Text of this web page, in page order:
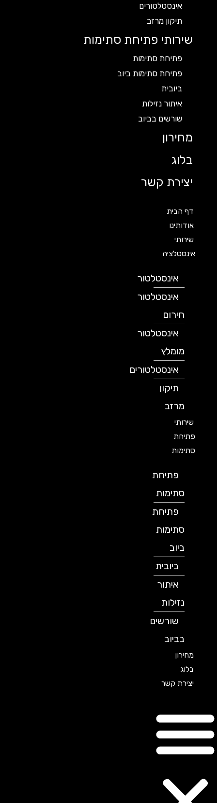
אינסטלטורים
תיקון מרזב
שירותי פתיחת סתימות
פתיחת סתימות
פתיחת סתימות ביוב
ביובית
איתור נזילות
שורשים בביוב
מחירון
בלוג
יצירת קשר
דף הבית
אודותינו
שירותי
אינסטלציה
אינסטלטור
אינסטלטור
חירום
אינסטלטור
מומלץ
אינסטלטורים
תיקון
מרזב
שירותי
פתיחת
סתימות
פתיחת
סתימות
פתיחת
סתימות
ביובית
איתור
נזילות
שורשים
בביוב
מחירון
יצירת קשר